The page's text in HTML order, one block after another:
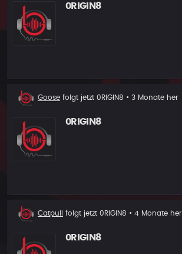
0RIGIN8
Neuer
Goose folgt jetzt 0RIGIN8 • 3 Monate her
0RIGIN8
Neuer
Follower
Catpull folgt jetzt 0RIGIN8 • 4 Monate her
0RIGIN8